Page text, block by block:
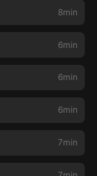
8min
6min
6min
6min
7min